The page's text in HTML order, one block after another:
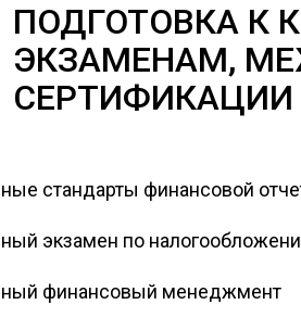
ПОДГОТОВКА К
ЭКЗАМЕНАМ,
СЕРТИФИКАЦИИ
стандарты финансовой
экзамен по
финансовый менеджмент